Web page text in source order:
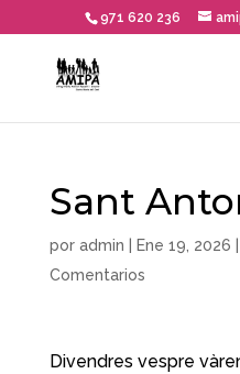
971 620 236
Sant
por admin Ene 19, 2026
Comentarios
Divendres vespre